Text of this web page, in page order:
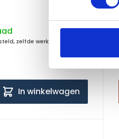
zelfde werkdag
In winkelwagen